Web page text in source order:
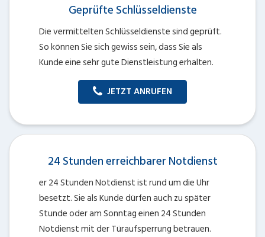
Geprüfte Schlüsseldienste
Die vermittelten Schlüsseldienste sind geprüft.
So können Sie sich gewiss sein, dass Sie als
Kunde eine sehr gute Dienstleistung erhalten.
JETZT ANRUFEN
24 Stunden erreichbarer Notdienst
er 24 Stunden Notdienst ist rund um die Uhr
besetzt. Sie als Kunde dürfen auch zu später
Stunde oder am Sonntag einen 24 Stunden
Notdienst mit der Türaufsperrung betrauen.